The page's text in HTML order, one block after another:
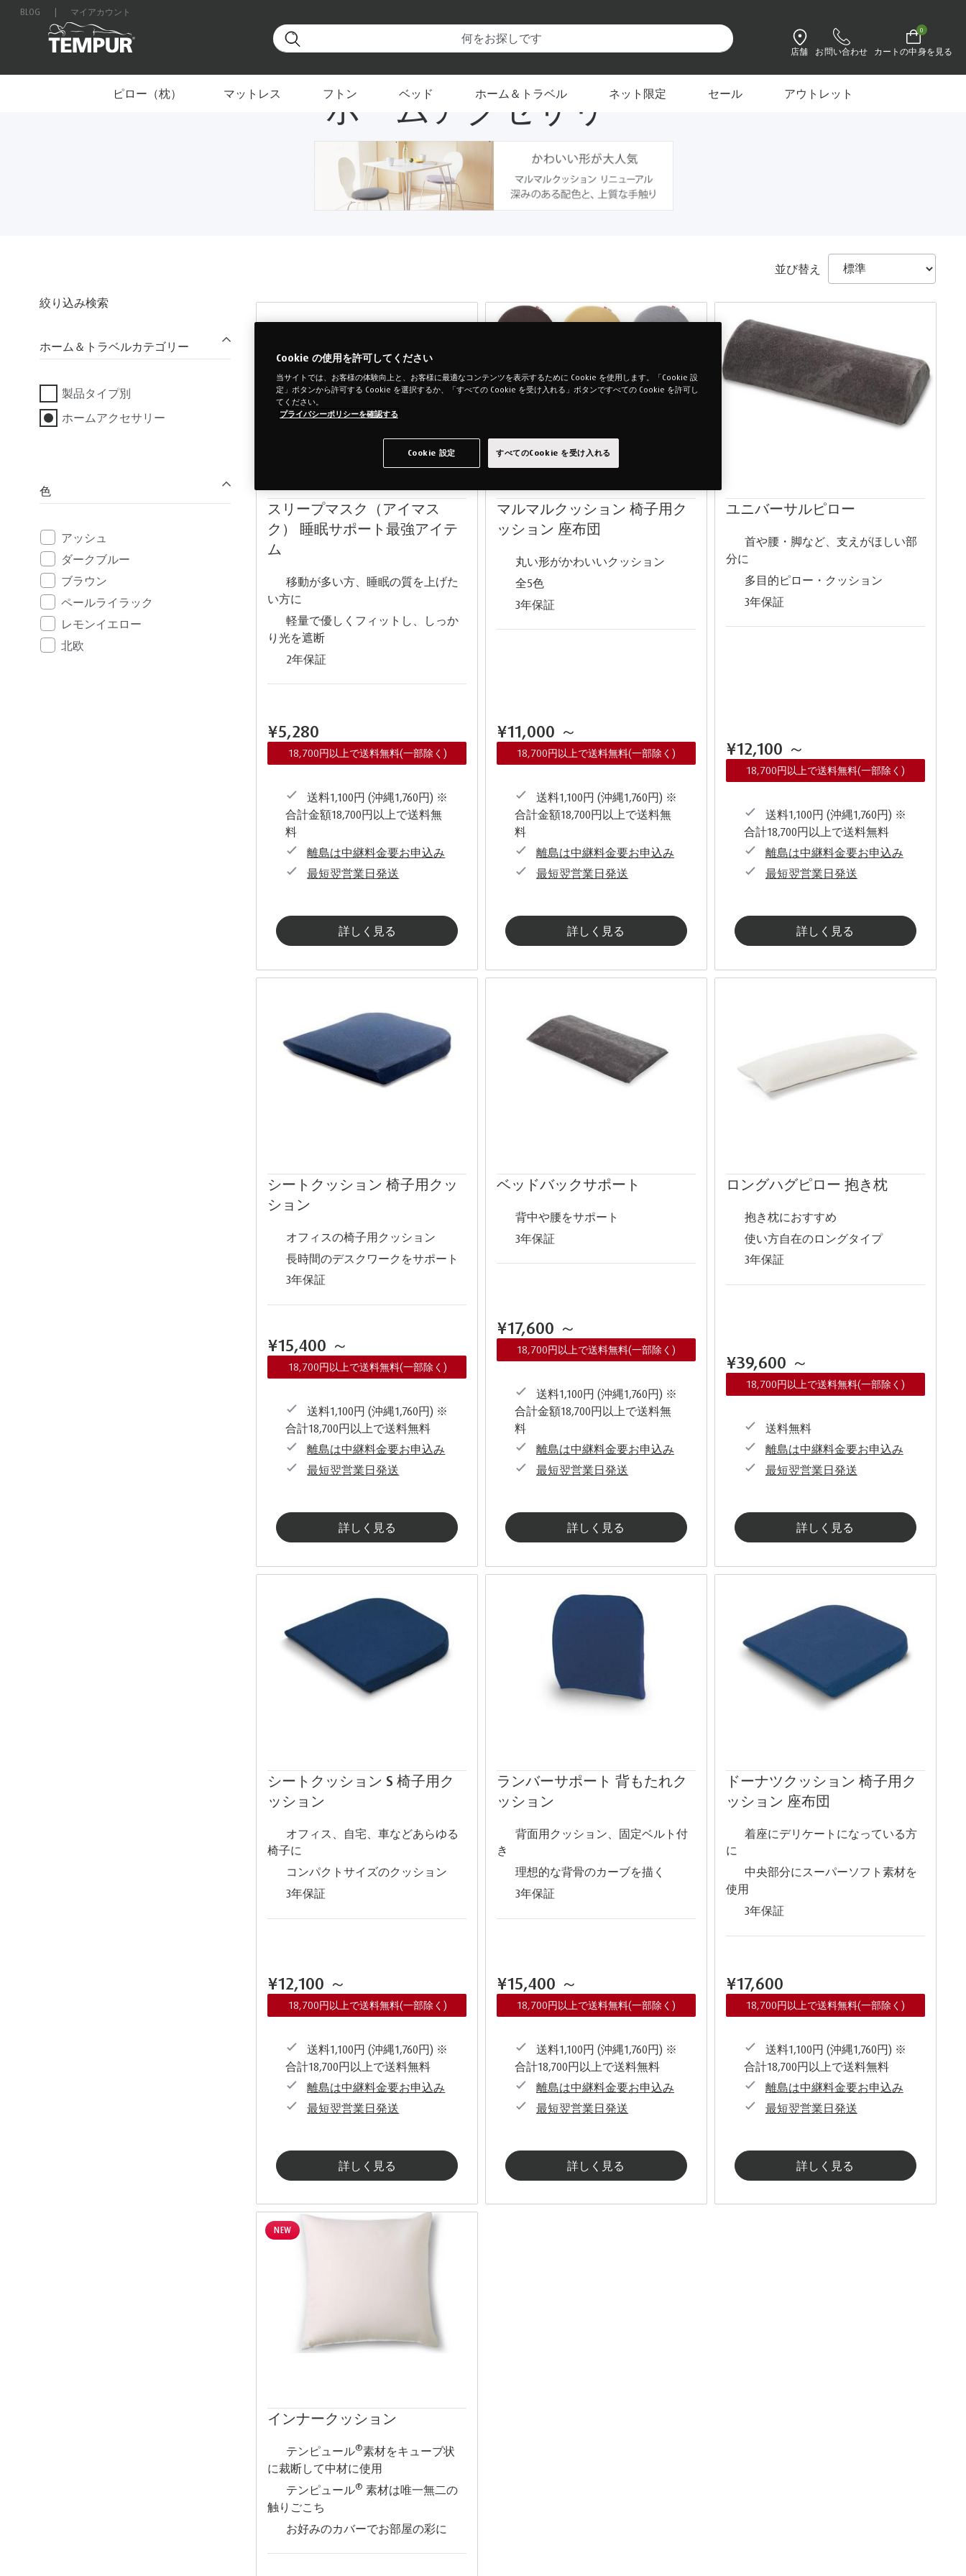
BLOG マイアカウント
店舗 お問い合わせ カートの中身を見る
0
ピロー（枕） マットレス フトン ベッド ホーム＆トラベル ネット限定 セール アウトレット
日本のサイトを表示しています。設定はいつでも変更できます 設定を変更
ホーム ホーム＆トラベル ホームアクセサリー
ホームアクセサリー
絞り込み検索
ホーム＆トラベルカテゴリー
製品タイプ別
ホームアクセサリー
色
アッシュ
ダークブルー
ブラウン
ペールライラック
レモンイエロー
北欧
並び替え
スリープマスク（アイマス
ク） 睡眠サポート最強アイテ
ム
移動が多い方、睡眠の質を上げた
い方に
軽量で優しくフィットし、しっか
り光を遮断
2年保証
¥5,280
18,700円以上で送料無料(一部除く)
送料1,100円 (沖縄1,760円) ※
合計金額18,700円以上で送料無
料
離島は中継料金要お申込み
最短翌営業日発送
詳しく見る
マルマルクッション 椅子用ク
ッション 座布団
丸い形がかわいいクッション
全5色
3年保証
¥11,000 ～
18,700円以上で送料無料(一部除く)
送料1,100円 (沖縄1,760円) ※
合計金額18,700円以上で送料無
料
離島は中継料金要お申込み
最短翌営業日発送
詳しく見る
ユニバーサルピロー
首や腰・脚など、支えがほしい部
分に
多目的ピロー・クッション
3年保証
¥12,100 ～
18,700円以上で送料無料(一部除く)
送料1,100円 (沖縄1,760円) ※
合計18,700円以上で送料無料
離島は中継料金要お申込み
最短翌営業日発送
詳しく見る
シートクッション 椅子用クッ
ション
オフィスの椅子用クッション
長時間のデスクワークをサポート
3年保証
¥15,400 ～
18,700円以上で送料無料(一部除く)
送料1,100円 (沖縄1,760円) ※
合計18,700円以上で送料無料
離島は中継料金要お申込み
最短翌営業日発送
詳しく見る
ベッドバックサポート
背中や腰をサポート
3年保証
¥17,600 ～
18,700円以上で送料無料(一部除く)
送料1,100円 (沖縄1,760円) ※
合計金額18,700円以上で送料無
料
離島は中継料金要お申込み
最短翌営業日発送
詳しく見る
ロングハグピロー 抱き枕
抱き枕におすすめ
使い方自在のロングタイプ
3年保証
¥39,600 ～
18,700円以上で送料無料(一部除く)
送料無料
離島は中継料金要お申込み
最短翌営業日発送
詳しく見る
シートクッション S 椅子用ク
ッション
オフィス、自宅、車などあらゆる
椅子に
コンパクトサイズのクッション
3年保証
¥12,100 ～
18,700円以上で送料無料(一部除く)
送料1,100円 (沖縄1,760円) ※
合計18,700円以上で送料無料
離島は中継料金要お申込み
最短翌営業日発送
詳しく見る
ランバーサポート 背もたれク
ッション
背面用クッション、固定ベルト付
き
理想的な背骨のカーブを描く
3年保証
¥15,400 ～
18,700円以上で送料無料(一部除く)
送料1,100円 (沖縄1,760円) ※
合計18,700円以上で送料無料
離島は中継料金要お申込み
最短翌営業日発送
詳しく見る
ドーナツクッション 椅子用ク
ッション 座布団
着座にデリケートになっている方
に
中央部分にスーパーソフト素材を
使用
3年保証
¥17,600
18,700円以上で送料無料(一部除く)
送料1,100円 (沖縄1,760円) ※
合計18,700円以上で送料無料
離島は中継料金要お申込み
最短翌営業日発送
詳しく見る
NEW
インナークッション
テンピュール®素材をキューブ状
に裁断して中材に使用
テンピュール® 素材は唯一無二の
触りごこち
お好みのカバーでお部屋の彩に
Cookie の使用を許可してください
当サイトでは、お客様の体験向上と、お客様に最適なコンテンツを表示するために Cookie を使用します。「Cookie 設
定」ボタンから許可する Cookie を選択するか、「すべての Cookie を受け入れる」ボタンですべての Cookie を許可し
てください。
プライバシーポリシーを確認する
Cookie 設定 すべてのCookie を受け入れる